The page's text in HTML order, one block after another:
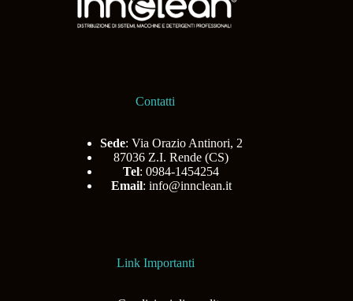
Contatti
Sede: Via Orazio Antinori, 2
87036 Z.I. Rende (CS)
Tel: 0984-1454254
Email: info@innclean.it
Link Importanti